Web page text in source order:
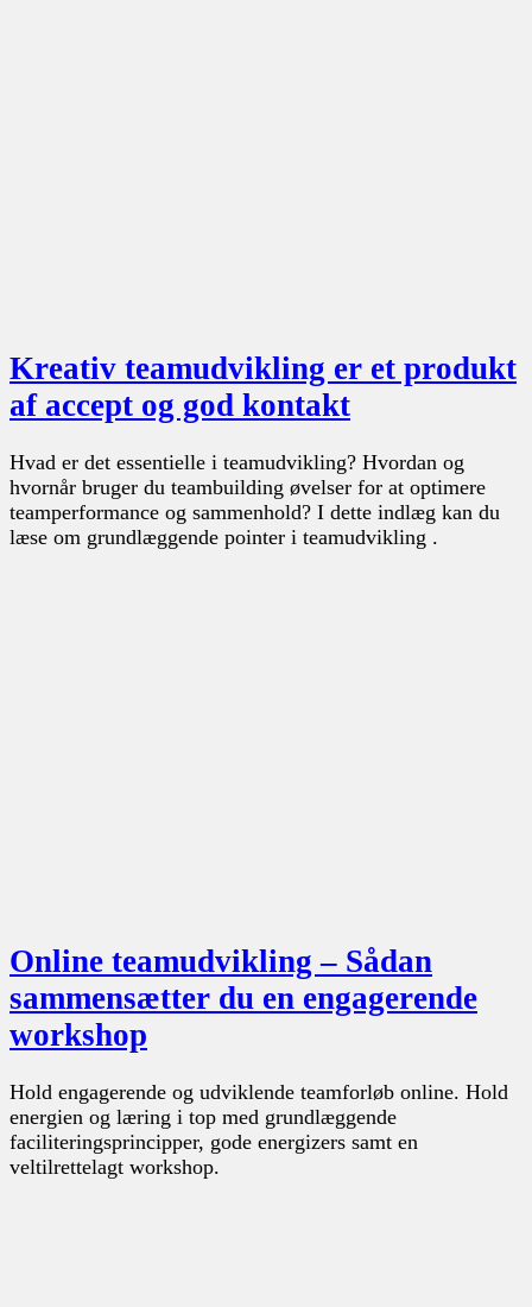
Kreativ teamudvikling er et produkt
af accept og god kontakt
Hvad er det essentielle i teamudvikling? Hvordan og
hvornår bruger du teambuilding øvelser for at optimere
teamperformance og sammenhold? I dette indlæg kan du
læse om grundlæggende pointer i teamudvikling .
Online teamudvikling – Sådan
sammensætter du en engagerende
workshop
Hold engagerende og udviklende teamforløb online. Hold
energien og læring i top med grundlæggende
faciliteringsprincipper, gode energizers samt en
veltilrettelagt workshop.